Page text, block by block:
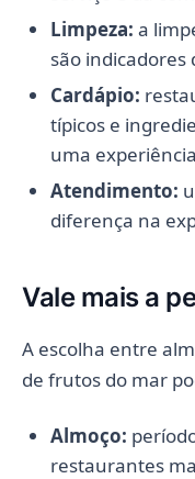
Limpeza: a
são indicadores
Cardápio:
típicos e
uma
Atendimento:
diferença na
Vale mais a
A escolha entre
de frutos do mar
Almoço:
restaurantes